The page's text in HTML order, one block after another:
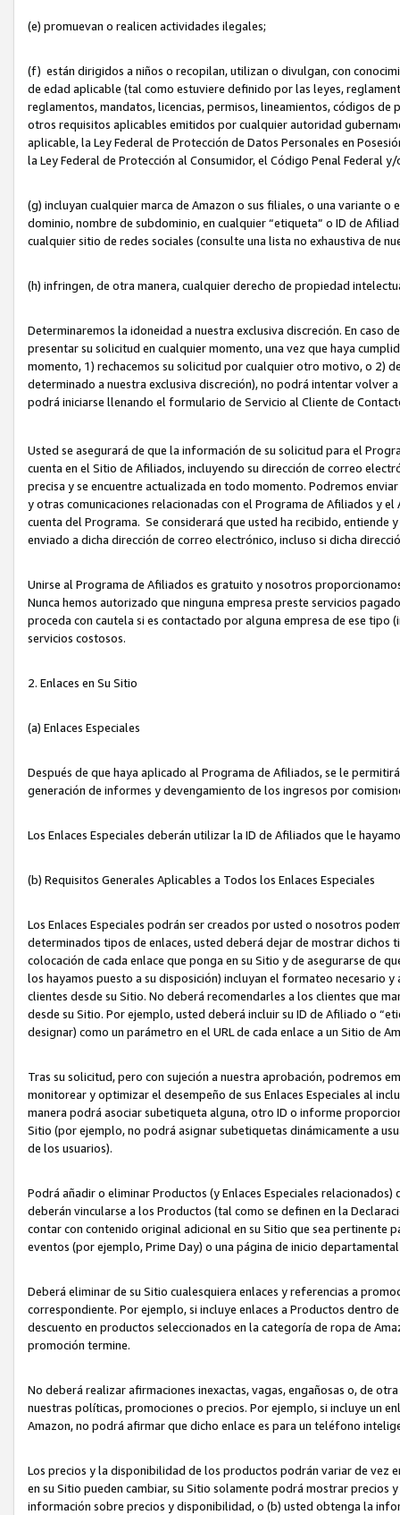
(e) promuevan o realicen actividades ilegales;
(f) están dirigidos a niños o recopilan, utilizan o divulgan, con
de edad aplicable (tal como estuviere definido por las leyes,
reglamentos, mandatos, licencias, permisos, lineamientos, códigos
otros requisitos aplicables emitidos por cualquier autoridad
aplicable, la Ley Federal de Protección de Datos Personales en
la Ley Federal de Protección al Consumidor, el Código Penal Federal
(g) incluyan cualquier marca de Amazon o sus filiales, o una variante
dominio, nombre de subdominio, en cualquier “etiqueta” o ID de
cualquier sitio de redes sociales (consulte una lista no exhaustiva de
(h) infringen, de otra manera, cualquier derecho de propiedad
Determinaremos la idoneidad a nuestra exclusiva discreción. En caso
presentar su solicitud en cualquier momento, una vez que haya
momento, 1) rechacemos su solicitud por cualquier otro motivo, o 2)
determinado a nuestra exclusiva discreción), no podrá intentar volver
podrá iniciarse llenando el formulario de Servicio al Cliente de
Usted se asegurará de que la información de su solicitud para el
cuenta en el Sitio de Afiliados, incluyendo su dirección de correo
precisa y se encuentre actualizada en todo momento. Podremos
y otras comunicaciones relacionadas con el Programa de Afiliados y
cuenta del Programa. Se considerará que usted ha recibido, entiende
enviado a dicha dirección de correo electrónico, incluso si dicha
Unirse al Programa de Afiliados es gratuito y nosotros
Nunca hemos autorizado que ninguna empresa preste servicios
proceda con cautela si es contactado por alguna empresa de ese
servicios costosos.
2. Enlaces en Su Sitio
(a) Enlaces Especiales
Después de que haya aplicado al Programa de Afiliados, se le
generación de informes y devengamiento de los ingresos por
Los Enlaces Especiales deberán utilizar la ID de Afiliados que le
(b) Requisitos Generales Aplicables a Todos los Enlaces Especiales
Los Enlaces Especiales podrán ser creados por usted o nosotros
determinados tipos de enlaces, usted deberá dejar de mostrar dichos
colocación de cada enlace que ponga en su Sitio y de asegurarse de
los hayamos puesto a su disposición) incluyan el formateo necesario
clientes desde su Sitio. No deberá recomendarles a los clientes que
desde su Sitio. Por ejemplo, usted deberá incluir su ID de Afiliado o
designar) como un parámetro en el URL de cada enlace a un Sitio de
Tras su solicitud, pero con sujeción a nuestra aprobación, podremos
monitorear y optimizar el desempeño de sus Enlaces Especiales al
manera podrá asociar subetiqueta alguna, otro ID o informe
Sitio (por ejemplo, no podrá asignar subetiquetas dinámicamente a
de los usuarios).
Podrá añadir o eliminar Productos (y Enlaces Especiales
deberán vincularse a los Productos (tal como se definen en la
contar con contenido original adicional en su Sitio que sea pertinente
eventos (por ejemplo, Prime Day) o una página de inicio
Deberá eliminar de su Sitio cualesquiera enlaces y referencias a
correspondiente. Por ejemplo, si incluye enlaces a Productos dentro
descuento en productos seleccionados en la categoría de ropa de
promoción termine.
No deberá realizar afirmaciones inexactas, vagas, engañosas o, de
nuestras políticas, promociones o precios. Por ejemplo, si incluye un
Amazon, no podrá afirmar que dicho enlace es para un teléfono
Los precios y la disponibilidad de los productos podrán variar de vez
en su Sitio pueden cambiar, su Sitio solamente podrá mostrar
información sobre precios y disponibilidad, o (b) usted obtenga la